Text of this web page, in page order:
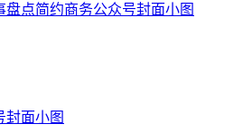
盘点简约商务公众号封面小图
封面小图